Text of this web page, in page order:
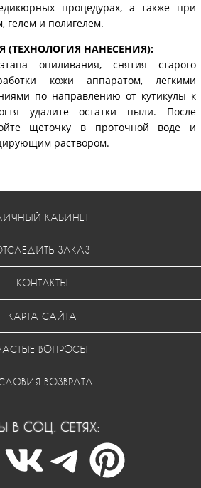
процедурах, а также при
гелем и полигелем.
(ТЕХНОЛОГИЯ НАНЕСЕНИЯ):
опиливания, снятия старого
кожи аппаратом, легкими
по направлению от кутикулы к
удалите остатки пыли. После
щеточку в проточной воде и
раствором.
КАБИНЕТ
ЗАКАЗ
КОНТАКТЫ
КАРТА САЙТА
ВОПРОСЫ
ВОЗВРАТА
В СОЦ. СЕТЯХ: